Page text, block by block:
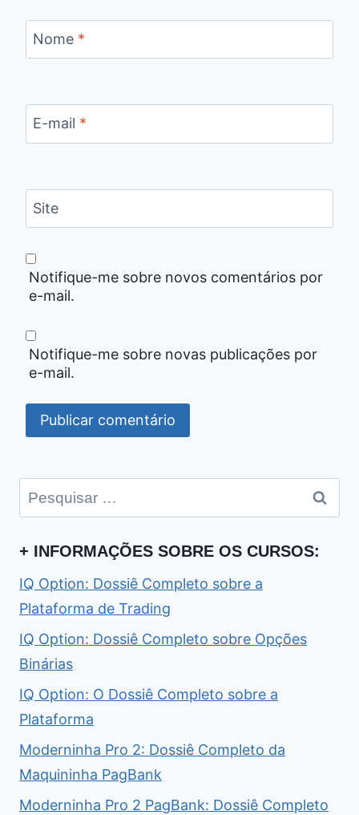
Nome *
E-mail *
Site
Notifique-me sobre novos comentários por
e-mail.
Notifique-me sobre novas publicações por
e-mail.
Pesquisar
por:
+ INFORMAÇÕES SOBRE OS CURSOS:
IQ Option: Dossiê Completo sobre a
Plataforma de Trading
IQ Option: Dossiê Completo sobre Opções
Binárias
IQ Option: O Dossiê Completo sobre a
Plataforma
Moderninha Pro 2: Dossiê Completo da
Maquininha PagBank
Moderninha Pro 2 PagBank: Dossiê Completo